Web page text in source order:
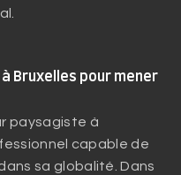
Bruxelles pour mener
paysagiste à
capable de
sa globalité. Dans